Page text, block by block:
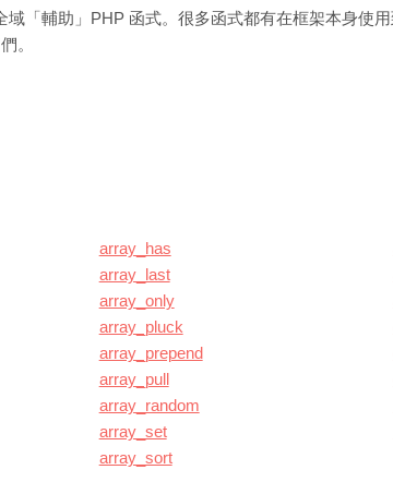
域「輔助」PHP 函式。很多函式都有在框架本身使
。
array_has
array_last
array_only
array_pluck
array_prepend
array_pull
array_random
array_set
array_sort